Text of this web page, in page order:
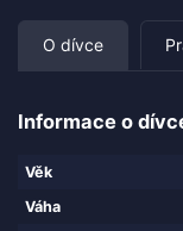
O dívce
Informace o
Věk
Váha